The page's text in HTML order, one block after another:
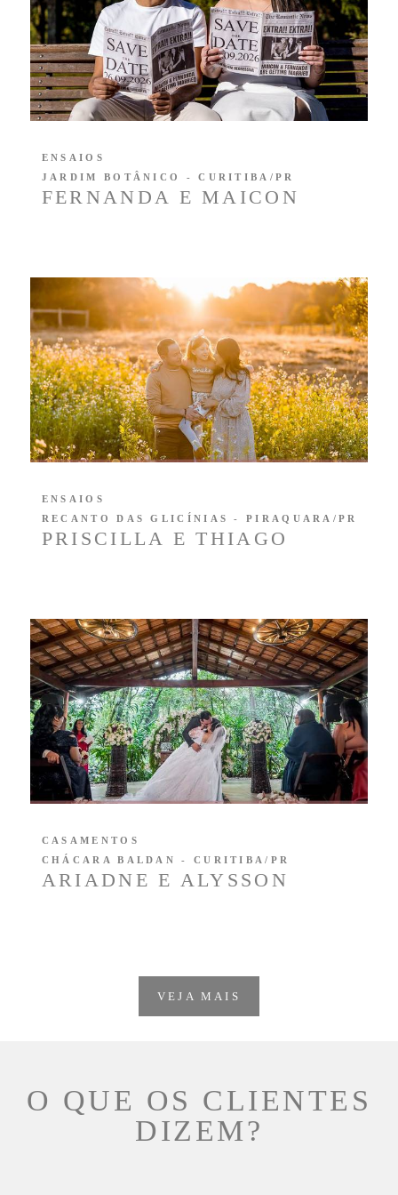
FERNANDA E MAICON
ENSAIOS
JARDIM BOTÂNICO - CURITIBA/PR
PRISCILLA E THIAGO
ENSAIOS
RECANTO DAS GLICÍNIAS - PIRAQUARA/PR
ARIADNE E ALYSSON
CASAMENTOS
CHÁCARA BALDAN - CURITIBA/PR
VEJA MAIS
O QUE OS CLIENTES
DIZEM?